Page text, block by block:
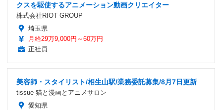
クスを駆使するアニメーション動画クリエイター
株式会社RIOT GROUP
埼玉県
月給29万9,000円～60万円
正社員
美容師・スタイリスト/相生山駅/業務委託募集/8月7日更新
tissue-猫と漫画とアニメサロン
愛知県